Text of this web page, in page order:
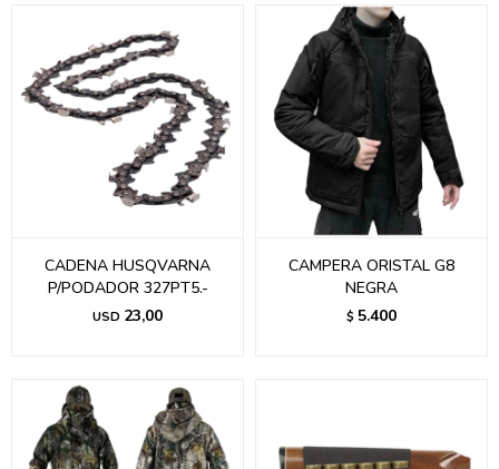
CADENA HUSQVARNA
P/PODADOR 327PT5.-
USD 23,00
CAMPERA ORISTAL G8
NEGRA
$ 5.400